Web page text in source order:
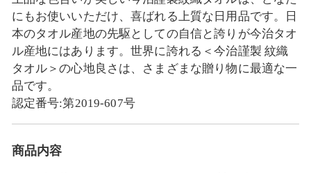
にもお使いいただけ、喜ばれる上質な日用品です。日
本のタオル産地の先駆としての自信と誇りが今治タオ
ル産地にはあります。世界に誇れる＜今治謹製 紋織
タオル＞の心地良さは、さまざまな贈り物に最適な一
品です。
認定番号:第2019-607号
商品内容